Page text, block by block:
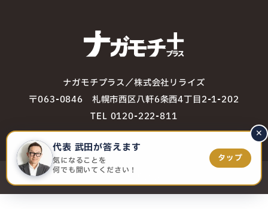
ナガモチプラス／株式会社リライズ
〒063-0846 札幌市西区八軒6条西4丁目2-1-202
TEL 0120-222-811
© ナガモチプラス
✕
代表 武田が答えます
気になることを
何でも聞いてください！
タップ